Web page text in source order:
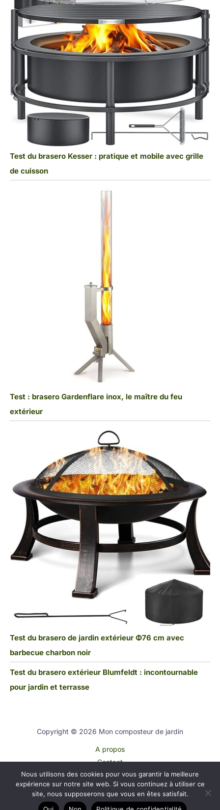
Test du brasero Kesser : pratique et mobile avec grille
de cuisson
Test : brasero Gardenflare inox, le maître du feu
extérieur
Test du brasero de jardin extérieur Φ76 cm avec
barbecue charbon noir
Test du brasero extérieur Blumfeldt : incontournable
pour jardin et terrasse
Copyright © 2026 Mon composteur de jardin
A propos
Contact
Plan du site
Mentions légales
Politique de confidentialité
Nous utilisons des cookies pour vous garantir la meilleure
expérience sur notre site web. Si vous continuez à utiliser ce
site, nous supposerons que vous en êtes satisfait.